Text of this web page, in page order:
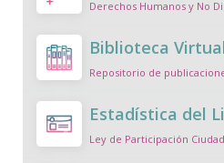
Derechos Humanos y No
Biblioteca Virtual
Repositorio de
Estadística del
Ley de Participación